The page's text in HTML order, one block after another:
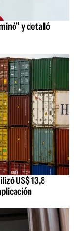
y detalló
US$ 13,8